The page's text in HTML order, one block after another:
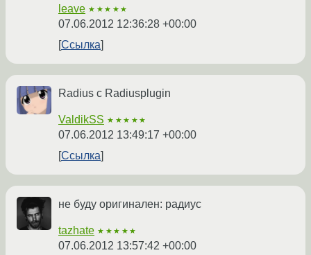
leave ★★★★★
07.06.2012 12:36:28 +00:00
Ссылка
Radius с Radiusplugin
ValdikSS ★★★★★
07.06.2012 13:49:17 +00:00
Ссылка
не буду оригинален: радиус
tazhate ★★★★★
07.06.2012 13:57:42 +00:00